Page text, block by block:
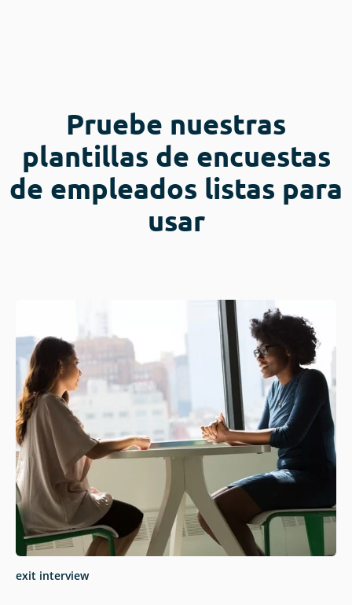
Pruebe nuestras
plantillas de encuestas
de empleados listas para
usar
exit interview